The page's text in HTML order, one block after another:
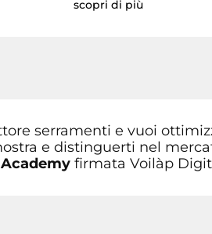
scopri di più
serramenti e vuoi
e distinguerti nel
firmata Voilàp